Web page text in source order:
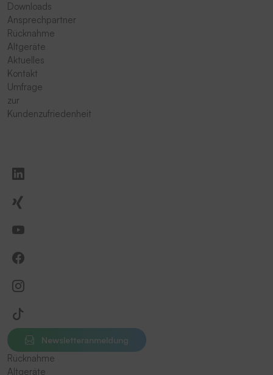
Downloads
Ansprechpartner
Rücknahme
Altgeräte
Aktuelles
Kontakt
Umfrage
zur
Kundenzufriedenheit
Newsletteranmeldung
Rücknahme
Altgeräte